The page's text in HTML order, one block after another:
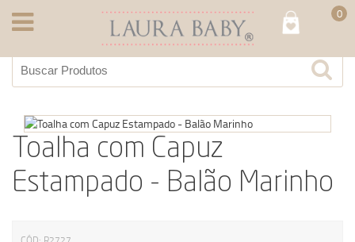
0
Toalha com Capuz
Estampado - Balão Marinho